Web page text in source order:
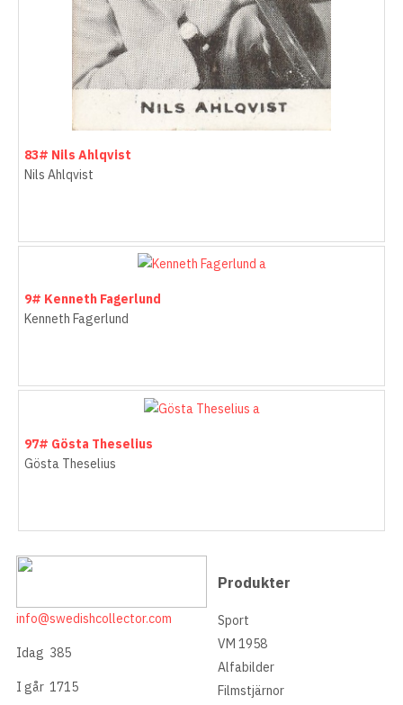
83# Nils Ahlqvist
Nils Ahlqvist
9# Kenneth Fagerlund
Kenneth Fagerlund
97# Gösta Theselius
Gösta Theselius
info@swedishcollector.com
Idag 385
I går 1715
Produkter
Sport
VM 1958
Alfabilder
Filmstjärnor